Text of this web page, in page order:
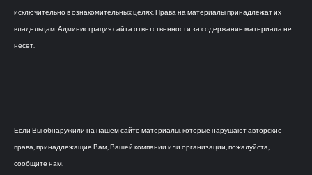
исключительно в ознакомительных целях. Права на материалы принадлежат их
владельцам. Администрация сайта ответственности за содержание материала не
несет.
Если Вы обнаружили на нашем сайте материалы, которые нарушают авторские
права, принадлежащие Вам, Вашей компании или организации, пожалуйста,
сообщите нам.